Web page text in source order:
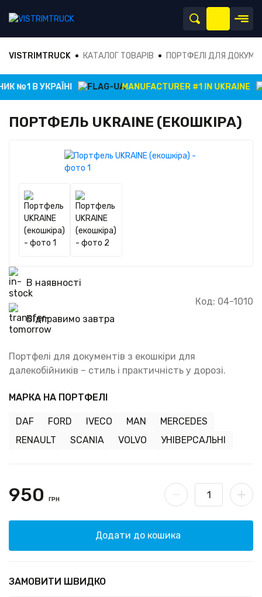
VISTRIMTRUCK КАТАЛОГ ТОВАРІВ ПОРТФЕЛІ ДЛЯ
№1 В УКРАЇНІ MANUFACTURER #1 IN UKRAINE
ПОРТФЕЛЬ UKRAINE (ЕКОШКІРА)
В наявності
Відправимо завтра
Код: 04-1010
Портфелі для документів з екошкіри для
далекобійників – стиль і практичність у дорозі.
МАРКА НА ПОРТФЕЛІ
DAF FORD IVECO MAN
MERCEDES
RENAULT
SCANIA VOLVO УНІВЕРСАЛЬНІ
950 ГРН
Додати до кошика
ЗАМОВИТИ ШВИДКО